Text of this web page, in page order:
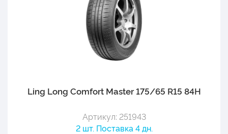
Ling Long Comfort Master 175/65 R15 84H
Артикул: 251943
2 шт. Поставка 4 дн.